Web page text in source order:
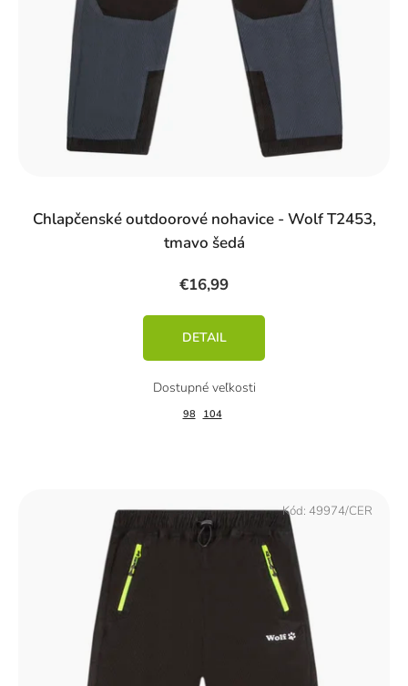
Chlapčenské outdoorové nohavice - Wolf T2453,
tmavo šedá
€16,99
DETAIL
98 104
Kód: 49974/CER